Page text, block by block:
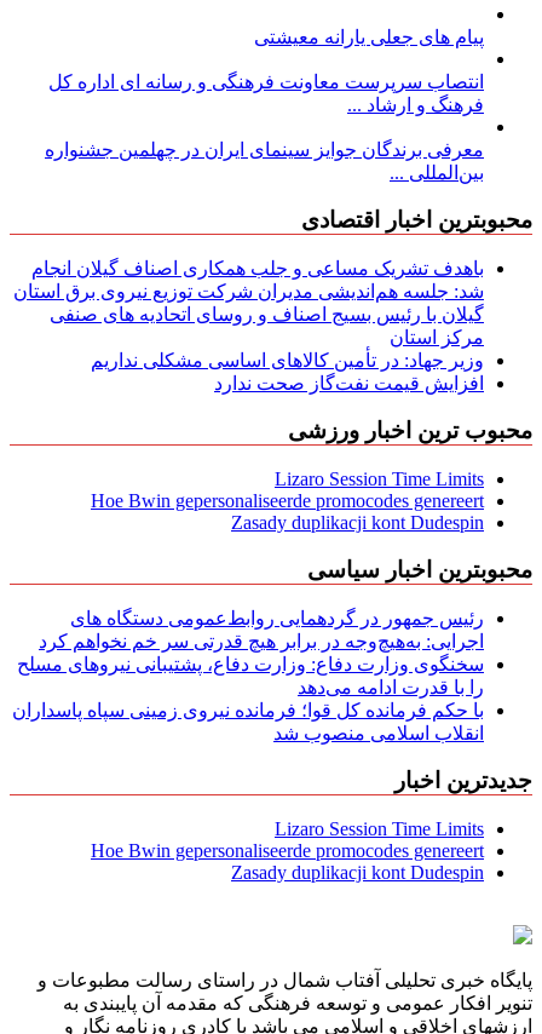
پیام های جعلی یارانه معیشتی
انتصاب سرپرست معاونت فرهنگی و رسانه ای اداره کل
فرهنگ و ارشاد ...
معرفی برندگان جوایز سینمای ایران در چهلمین جشنواره
بین‌المللی ...
محبوبترین اخبار اقتصادی
باهدف تشریک مساعی و جلب همکاری اصناف گیلان انجام
شد: جلسه هم‌اندیشی مدیران شركت توزیع نیروی برق استان
گیلان با رئیس بسیج اصناف و روسای اتحادیه های صنفی
مركز استان
وزیر جهاد: در تأمین کالاهای اساسی مشکلی نداریم
افزایش قیمت نفت‌گاز صحت ندارد
محبوب ترین اخبار ورزشی
Lizaro Session Time Limits
Hoe Bwin gepersonaliseerde promocodes genereert
Zasady duplikacji kont Dudespin
محبوبترین اخبار سیاسی
رئیس جمهور در گردهمایی روابط‌عمومی دستگاه های
اجرایی: به‌هیچ‌وجه در برابر هیچ قدرتی سر خم نخواهم کرد
سخنگوی وزارت دفاع: وزارت دفاع، پشتیبانی نیرو‌های مسلح
را با قدرت ادامه می‌دهد
با حکم فرمانده کل قوا؛ فرمانده نیروی زمینی سپاه پاسداران
انقلاب اسلامی منصوب شد
جدیدترین اخبار
Lizaro Session Time Limits
Hoe Bwin gepersonaliseerde promocodes genereert
Zasady duplikacji kont Dudespin
پایگاه خبری تحلیلی آفتاب شمال در راستای رسالت مطبوعات و
تنویر افکار عمومی و توسعه فرهنگی که مقدمه آن پایبندی به
ارزشهای اخلاقی و اسلامی می باشد با کادری روزنامه نگار و